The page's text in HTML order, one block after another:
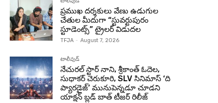
ప్రముఖ దర్శకులు వేణు ఉడుగుల
చేతుల మీదుగా “స్టువర్టుపురం
స్టూడెంట్స్” ట్రైలర్ విడుదల
TFJA - August 7, 2026
టాలీవుడ్
నేచురల్ స్టార్ నాని, శ్రీకాంత్ ఓదెల,
సుధాకర్ చెరుకూరి, SLV సినిమాస్ ‘ది
ప్యారడైజ్’ మునుపెన్నడూ చూడని
యాక్షన్ బ్లడ్ బాత్ టీజర్ రిలీజ్